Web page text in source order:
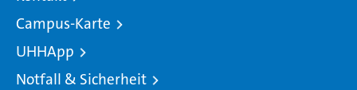
Campus-Karte
UHHApp
Notfall & Sicherheit